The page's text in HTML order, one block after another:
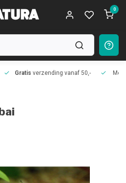
0
Gratis verzending vanaf 50,-